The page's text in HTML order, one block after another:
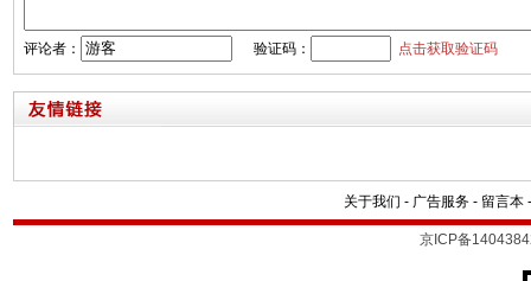
评论者： 验证码： 点击获取验证码
关于我们 - 广告服务 - 留言本
京ICP备